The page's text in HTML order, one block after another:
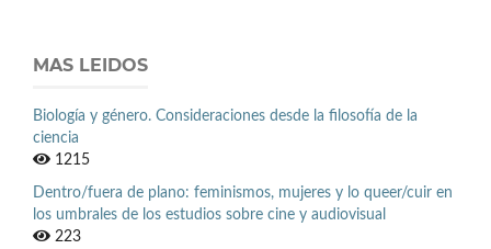
MAS LEIDOS
Biología y género. Consideraciones desde la filosofía de la
ciencia
1215
Dentro/fuera de plano: feminismos, mujeres y lo queer/cuir en
los umbrales de los estudios sobre cine y audiovisual
223